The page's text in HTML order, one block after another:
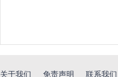
关于我们 免责声明 联系我们